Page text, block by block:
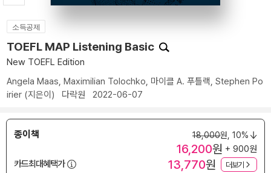
소득공제
TOEFL MAP Listening Basic
New TOEFL Edition
Angela Maas, Maximilian Tolochko, 마이클 A. 푸틀랙, Stephen Po
irier (지은이) 다락원 2022-06-07
종이책 18,000원, 10%
16,200원 + 900원
카드최대혜택가
13,770원 더보기